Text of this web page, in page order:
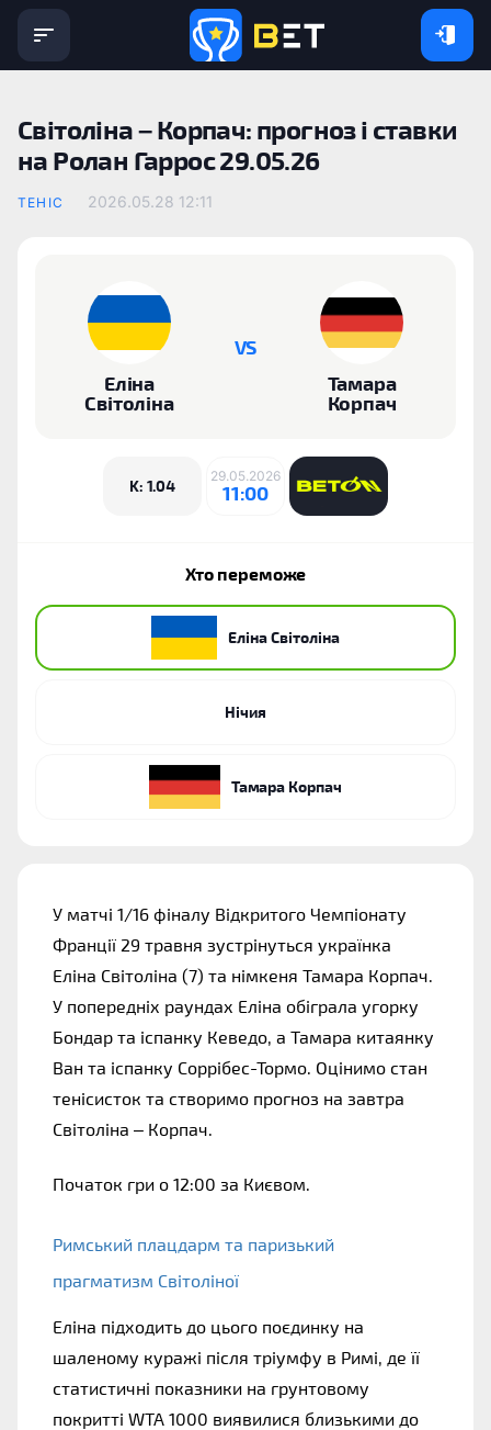
Світоліна – Корпач: прогноз і ставки
на Ролан Гаррос 29.05.26
ТЕНІС 2026.05.28 12:11
Еліна
Світоліна
VS
Тамара
Корпач
K: 1.04
29.05.2026
11:00
Хто переможе
Еліна Світоліна
Нічия
Тамара Корпач
У матчі 1/16 фіналу Відкритого Чемпіонату
Франції 29 травня зустрінуться українка
Еліна Світоліна (7) та німкеня Тамара Корпач.
У попередніх раундах Еліна обіграла угорку
Бондар та іспанку Кеведо, а Тамара китаянку
Ван та іспанку Соррібес-Тормо. Оцінимо стан
тенісисток та створимо прогноз на завтра
Світоліна – Корпач.
Початок гри о 12:00 за Києвом.
Римський плацдарм та паризький
прагматизм Світоліної
Еліна підходить до цього поєдинку на
шаленому куражі після тріумфу в Римі, де її
статистичні показники на грунтовому
покритті WTA 1000 виявилися близькими до